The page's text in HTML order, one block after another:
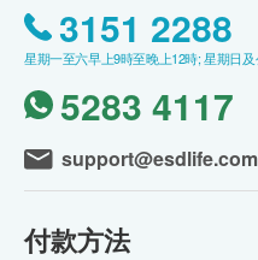
3151 2288
星期一至六早上9時至晚上12時; 星期日
5283 4117
support@esdlife.com
付款方法